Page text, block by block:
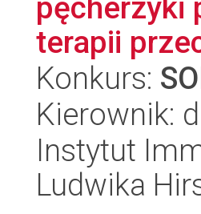
pęcherzyki
terapii
Konkurs:
Kierownik:
Instytut
Ludwika